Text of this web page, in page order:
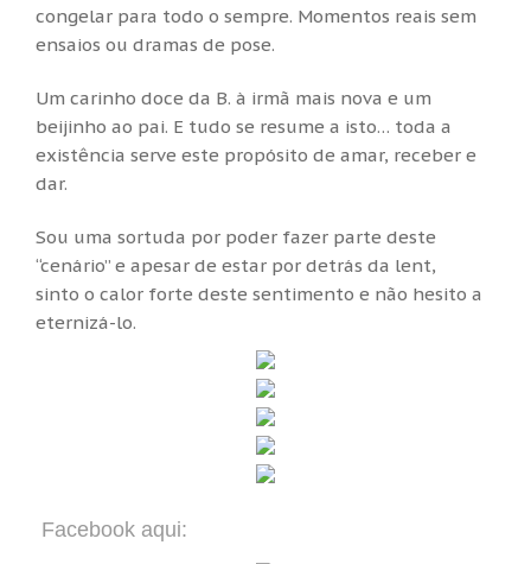
congelar para todo o sempre. Momentos reais sem
ensaios ou dramas de pose.
Um carinho doce da B. à irmã mais nova e um
beijinho ao pai. E tudo se resume a isto… toda a
existência serve este propósito de amar, receber e
dar.
Sou uma sortuda por poder fazer parte deste
“cenário” e apesar de estar por detrás da lent,
sinto o calor forte deste sentimento e não hesito a
eternizá-lo.
Facebook aqui: